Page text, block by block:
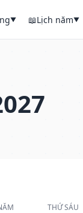
▼ 📖Lịch năm▼
THỨ SÁU